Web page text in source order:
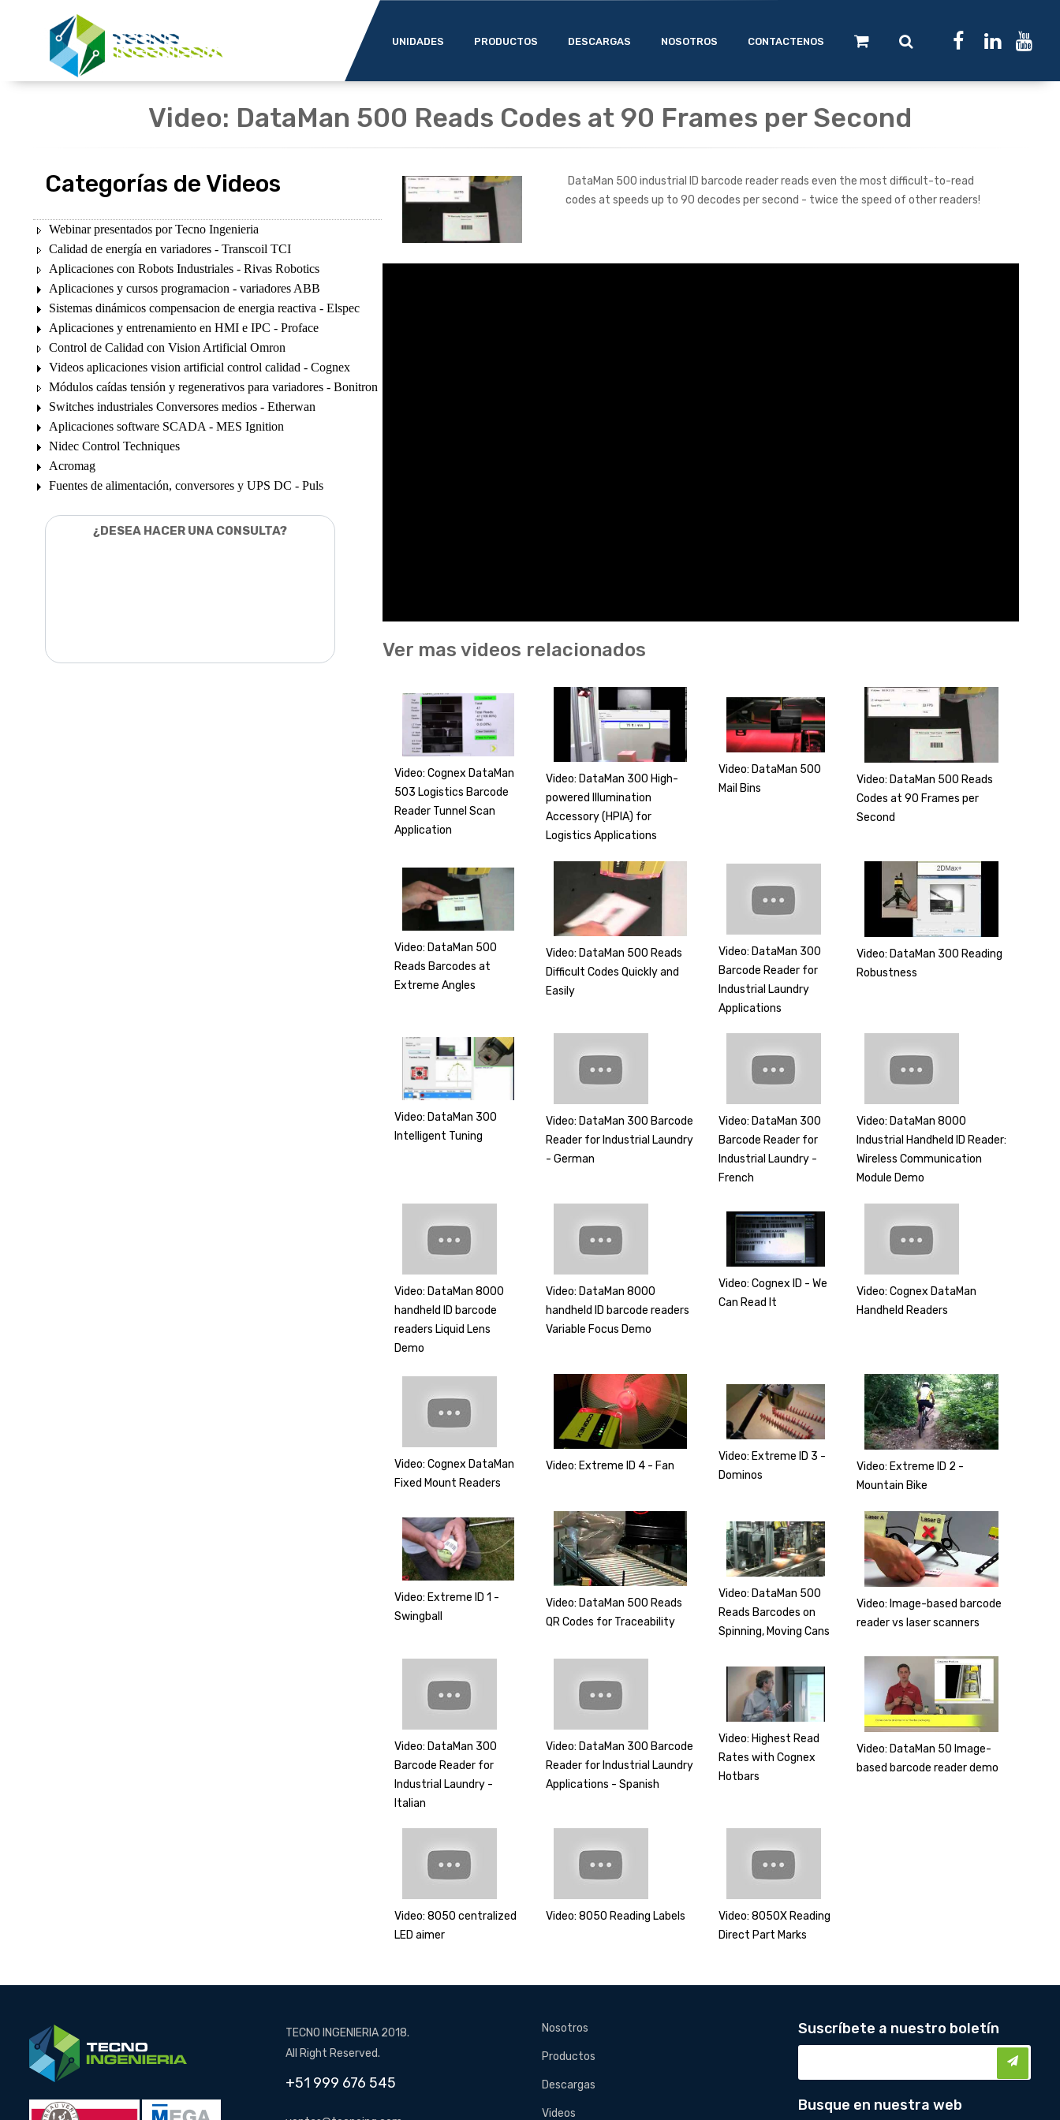
UNIDADES PRODUCTOS DESCARGAS NOSOTROS CONTACTENOS
Video: DataMan 500 Reads Codes at 90 Frames per Second
Categorías de Videos
Webinar presentados por Tecno Ingenieria
Calidad de energía en variadores - Transcoil TCI
Aplicaciones con Robots Industriales - Rivas Robotics
Aplicaciones y cursos programacion - variadores ABB
Sistemas dinámicos compensacion de energia reactiva - Elspec
Aplicaciones y entrenamiento en HMI e IPC - Proface
Control de Calidad con Vision Artificial Omron
Videos aplicaciones vision artificial control calidad - Cognex
Módulos caídas tensión y regenerativos para variadores - Bonitron
Switches industriales Conversores medios - Etherwan
Aplicaciones software SCADA - MES Ignition
Nidec Control Techniques
Acromag
Fuentes de alimentación, conversores y UPS DC - Puls
¿DESEA HACER UNA CONSULTA?
DataMan 500 industrial ID barcode reader reads even the most difficult-to-read
codes at speeds up to 90 decodes per second - twice the speed of other readers!
Ver mas videos relacionados
Video: Cognex DataMan
503 Logistics Barcode
Reader Tunnel Scan
Application
Video: DataMan 300 High-
powered Illumination
Accessory (HPIA) for
Logistics Applications
Video: DataMan 500
Mail Bins
Video: DataMan 500 Reads
Codes at 90 Frames per
Second
Video: DataMan 500
Reads Barcodes at
Extreme Angles
Video: DataMan 500 Reads
Difficult Codes Quickly and
Easily
Video: DataMan 300
Barcode Reader for
Industrial Laundry
Applications
Video: DataMan 300 Reading
Robustness
Video: DataMan 300
Intelligent Tuning
Video: DataMan 300 Barcode
Reader for Industrial Laundry
- German
Video: DataMan 300
Barcode Reader for
Industrial Laundry -
French
Video: DataMan 8000
Industrial Handheld ID Reader:
Wireless Communication
Module Demo
Video: DataMan 8000
handheld ID barcode
readers Liquid Lens
Demo
Video: DataMan 8000
handheld ID barcode readers
Variable Focus Demo
Video: Cognex ID - We
Can Read It
Video: Cognex DataMan
Handheld Readers
Video: Cognex DataMan
Fixed Mount Readers
Video: Extreme ID 4 - Fan
Video: Extreme ID 3 -
Dominos
Video: Extreme ID 2 -
Mountain Bike
Video: Extreme ID 1 -
Swingball
Video: DataMan 500 Reads
QR Codes for Traceability
Video: DataMan 500
Reads Barcodes on
Spinning, Moving Cans
Video: Image-based barcode
reader vs laser scanners
Video: DataMan 300
Barcode Reader for
Industrial Laundry -
Italian
Video: DataMan 300 Barcode
Reader for Industrial Laundry
Applications - Spanish
Video: Highest Read
Rates with Cognex
Hotbars
Video: DataMan 50 Image-
based barcode reader demo
Video: 8050 centralized
LED aimer
Video: 8050 Reading Labels
Video: 8050X Reading
Direct Part Marks
TECNO INGENIERIA 2018.
All Right Reserved.
+51 999 676 545
Nosotros
Productos
Descargas
Videos
Suscríbete a nuestro boletín
Busque en nuestra web